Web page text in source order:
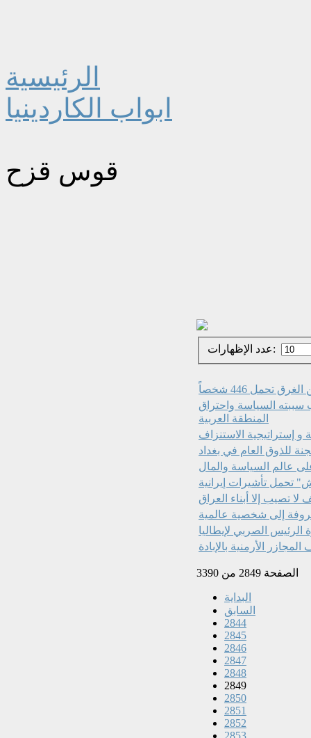
الرئيسية
ابواب الكاردينيا
قوس قزح
عدد الإظهارات:
تحمل 446 شخصاً
سببته السياسة واحتراق
المنطقة العربية
إستراتيجية الاستنزاف
للذوق العام في بغداد
عالم السياسة والمال‏
تحمل تأشيرات إيرانية
إلى شخصية عالمية
الأرمنية بالإبادة
الصفحة 2849 من 3390
البداية
السابق
2844
2845
2846
2847
2848
2849
2850
2851
2852
2853